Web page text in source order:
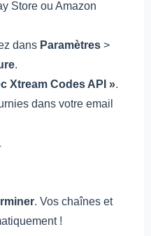
Store ou Amazon
dans Paramètres >
.
Xtream Codes API ».
dans votre email
. Vos chaînes et
!